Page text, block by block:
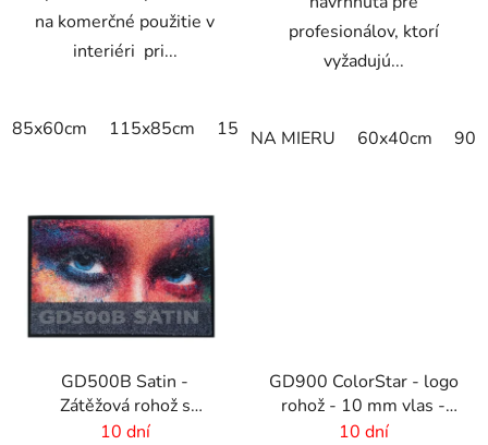
na komerčné použitie v
interiéri pri...
85x60cm 115x85cm 150x85cm 180x115cm
profesionálov, ktorí
vyžadujú...
NA MIERU 60x40cm
GD500B Satin -
Zátěžová rohož s
digitálnou potlačou a
10 dní
GD900 ColorStar - logo
rohož - 10 mm vlas -
rozmer na mieru
10 dní